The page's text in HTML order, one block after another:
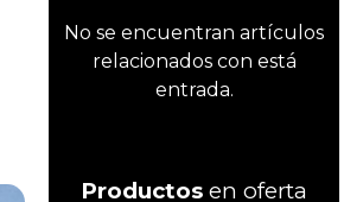
No se encuentran artículos
relacionados con está
entrada.
Productos en oferta